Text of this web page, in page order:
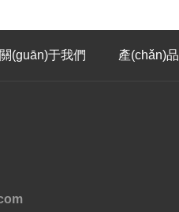
關(guān)于我們 產(chǎn)